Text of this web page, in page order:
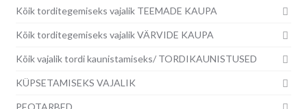
Kõik torditegemiseks vajalik TEEMADE KAUPA
Kõik torditegemiseks vajalik VÄRVIDE KAUPA
Kõik vajalik tordi kaunistamiseks/ TORDIKAUNISTUSED
KÜPSETAMISEKS VAJALIK
PEOTARBED